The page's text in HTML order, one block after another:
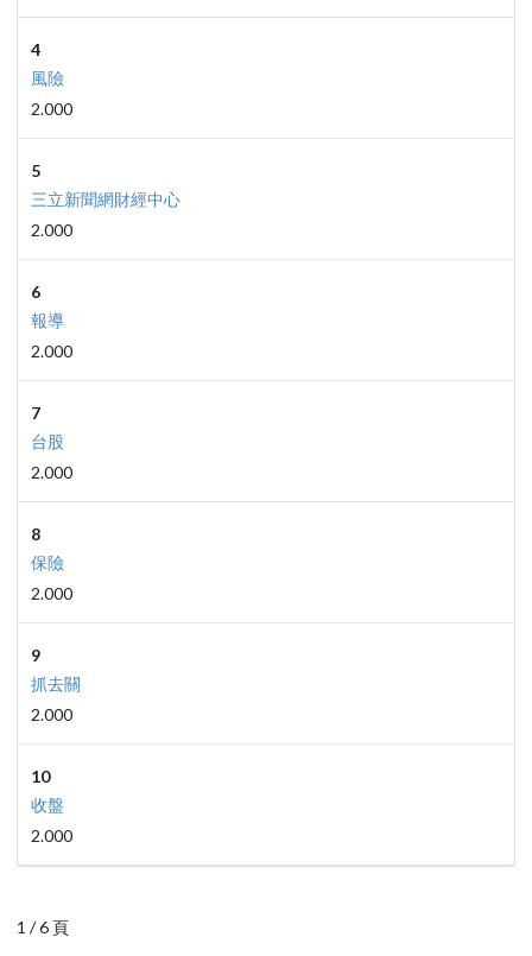
4
風險
2.000
5
三立新聞網財經中心
2.000
6
報導
2.000
7
台股
2.000
8
保險
2.000
9
抓去關
2.000
10
收盤
2.000
1 / 6 頁